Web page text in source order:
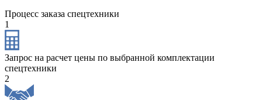
Процесс заказа спецтехники
1
Запрос на расчет цены по выбранной комплектации
спецтехники
2